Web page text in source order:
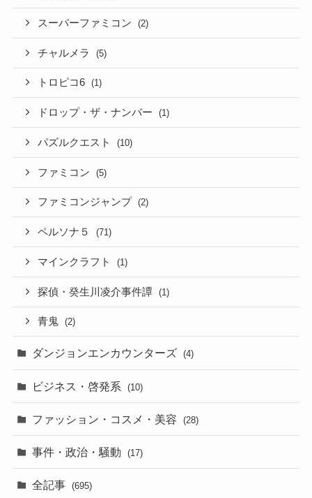
スーパーファミコン (2)
チャルメラ (5)
トロピコ6 (1)
ドロップ・ザ・ナンバー (1)
パズルクエスト (10)
ファミコン (5)
ファミコンジャンプ (2)
ペルソナ５ (71)
マインクラフト (1)
探偵・癸生川凌介事件譚 (1)
青鬼 (2)
ダンジョンエンカウンターズ (4)
ビジネス・啓発系 (10)
ファッション・コスメ・美容 (28)
事件・政治・騒動 (17)
全記事 (695)